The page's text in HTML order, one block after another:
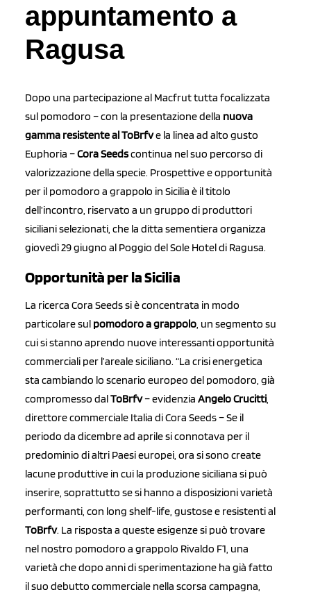
appuntamento a
Ragusa
Dopo una partecipazione al Macfrut tutta focalizzata
sul pomodoro – con la presentazione della nuova
gamma resistente al ToBrfve la linea ad alto gusto
Euphoria –Cora Seedscontinua nel suo percorso di
valorizzazione della specie. Prospettive e opportunità
per il pomodoro a grappolo in Sicilia è il titolo
dell’incontro, riservato a un gruppo di produttori
siciliani selezionati, che la ditta sementiera organizza
giovedì 29 giugno al Poggio del Sole Hotel di Ragusa.
Opportunità per la Sicilia
La ricerca Cora Seeds si è concentrata in modo
particolare sul pomodoro a grappolo , un segmento su
cui si stanno aprendo nuove interessanti opportunità
commerciali per l’areale siciliano. “La crisi energetica
sta cambiando lo scenario europeo del pomodoro, già
compromesso dalToBrfv– evidenzia Angelo Crucitti
direttore commerciale Italia di Cora Seeds – Se il
periodo da dicembre ad aprile si connotava per il
predominio di altri Paesi europei, ora si sono create
lacune produttive in cui la produzione siciliana si può
inserire, soprattutto se si hanno a disposizioni varietà
performanti, con long shelf-life, gustose e resistenti al
ToBrfv. La risposta a queste esigenze si può trovare
nel nostro pomodoro a grappolo Rivaldo F1, una
varietà che dopo anni di sperimentazione ha già fatto
il suo debutto commerciale nella scorsa campagna,